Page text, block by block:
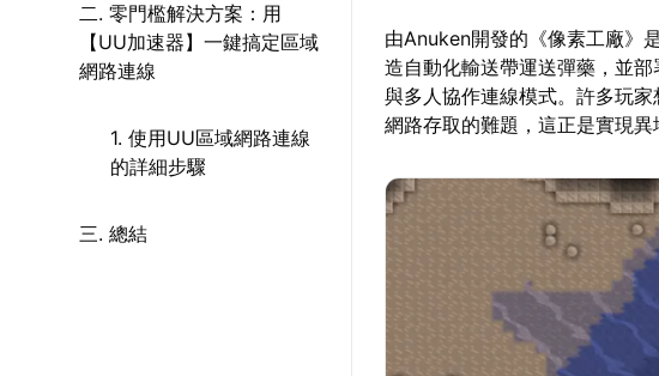
二. 零門檻解決方案：用
【UU加速器】一鍵搞定區域
網路連線
1. 使用UU區域網路連線
的詳細步驟
三. 總結
由Anuken開發的《像素工廠》
造自動化輸送帶運送彈藥，並
與多人協作連線模式。許多玩
網路存取的難題，這正是實現異